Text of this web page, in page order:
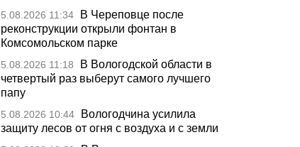
5.08.2026 11:34
В Череповце после
реконструкции открыли фонтан в
Комсомольском парке
5.08.2026 11:18
В Вологодской области в
четвертый раз выберут самого лучшего
папу
5.08.2026 10:44
Вологодчина усилила
защиту лесов от огня с воздуха и с земли